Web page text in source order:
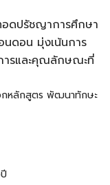
ดปรัชญาการศึกษา
ดอน มุ่งเน้นการ
ารและคุณลักษณะที่
กหลักสูตร พัฒนาทักษะ